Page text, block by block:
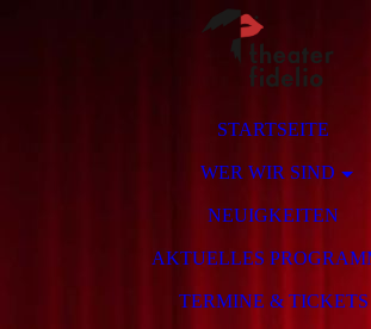
STARTSEITE
WER WIR SIND
NEUIGKEITEN
AKTUELLES
TERMINE & TICKETS